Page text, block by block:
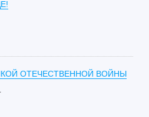
ОТЕЧЕСТВЕННОЙ ВОЙНЫ